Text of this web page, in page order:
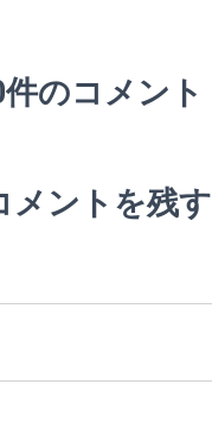
のコメント
メントを残す